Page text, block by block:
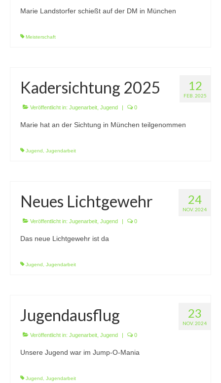
Marie Landstorfer schießt auf der DM in München
Meisterschaft
12
FEB. 2025
Kadersichtung 2025
Veröffentlicht in: Jugenarbeit Jugend 0
Marie hat an der Sichtung in München teilgenommen
Jugend, Jugendarbeit
24
NOV. 2024
Neues Lichtgewehr
Veröffentlicht in: Jugenarbeit Jugend 0
Das neue Lichtgewehr ist da
Jugend, Jugendarbeit
23
NOV. 2024
Jugendausflug
Veröffentlicht in: Jugenarbeit Jugend 0
Unsere Jugend war im Jump-O-Mania
Jugend, Jugendarbeit